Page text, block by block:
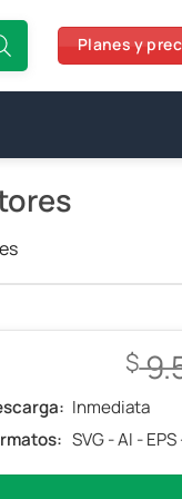
Planes y
$
Inmediata
SVG - AI - EPS